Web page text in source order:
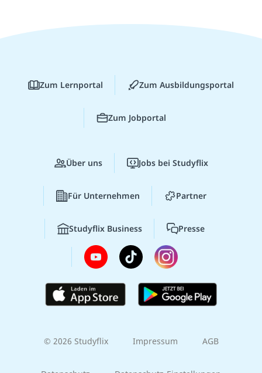
Zum Lernportal Zum Ausbildungsportal
Zum Jobportal
Über uns Jobs bei Studyflix
Für Unternehmen Partner
Studyflix Business Presse
© 2026 Studyflix Impressum AGB